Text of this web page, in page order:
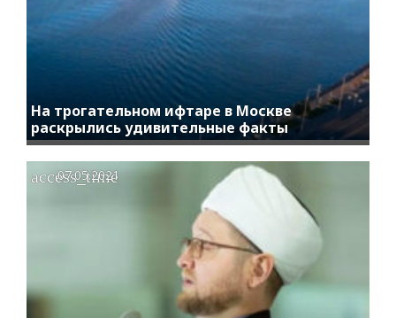
На трогательном ифтаре в Москве
раскрылись удивительные факты
access_time
07.05.2021